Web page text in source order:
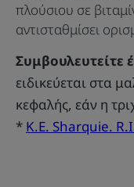
πλούσιου σε
αντισταθμίσει
Συμβουλευτείτε
ειδικεύεται στα
κεφαλής, εάν η
* K.E. Sharquie.